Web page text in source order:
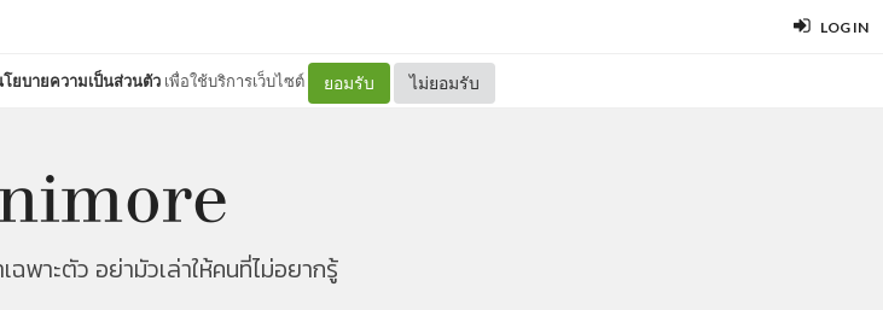
LOG IN
ยบายความเป็นส่วนตัว เพื่อใช้บริการเว็บไซต์ ยอมรับ ไม่ยอมรับ
ฉพาะตัว อย่ามัวเล่าให้คนที่ไม่อยากรู้